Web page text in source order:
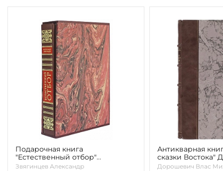
Подарочная книга
"Естественный отбор"
Звягинцев Александр
Звягинцев Александр
Антикварная
сказки Востока"
1902г.
Дорошевич Влас